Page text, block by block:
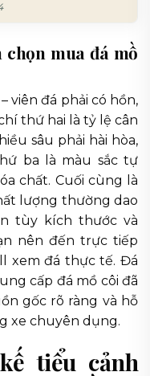
mua đá mồ
viên đá phải có hồn,
thứ hai là tỷ lệ cân
sâu phải hài hòa,
ba là màu sắc tự
chất. Cuối cùng là
lượng thường dao
tùy kích thước và
nên đến trực tiếp
xem đá thực tế. Đá
cấp đá mồ côi đã
gốc rõ ràng và hỗ
xe chuyên dụng.
tiểu cảnh